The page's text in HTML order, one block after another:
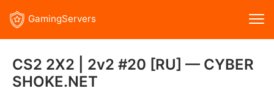
GamingServers
CS2 2X2 | 2v2 #20 [RU] — CYBER
SHOKE.NET